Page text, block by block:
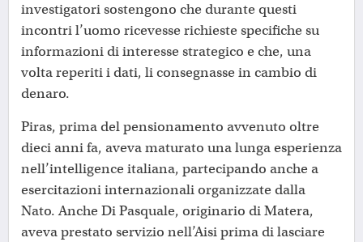
investigatori sostengono che durante questi
incontri l’uomo ricevesse richieste specifiche su
informazioni di interesse strategico e che, una
volta reperiti i dati, li consegnasse in cambio di
denaro.
Piras, prima del pensionamento avvenuto oltre
dieci anni fa, aveva maturato una lunga esperienza
nell’intelligence italiana, partecipando anche a
esercitazioni internazionali organizzate dalla
Nato. Anche Di Pasquale, originario di Matera,
aveva prestato servizio nell’Aisi prima di lasciare